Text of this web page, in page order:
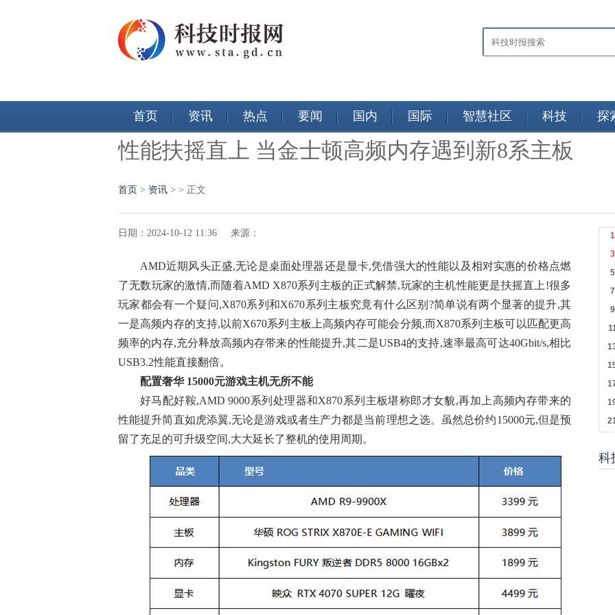
首页 资讯 热点 要闻 国内 国际 智慧社区 科技 探
性能扶摇直上 当金士顿高频内存遇到新8系主板
首页 > 资讯 > > 正文
日期：2024-10-12 11:36 来源：
AMD近期风头正盛,无论是桌面处理器还是显卡,凭借强大的性能以及相对实惠的价格点燃
了无数玩家的激情,而随着AMD X870系列主板的正式解禁,玩家的主机性能更是扶摇直上!很多
玩家都会有一个疑问,X870系列和X670系列主板究竟有什么区别?简单说有两个显著的提升,其
一是高频内存的支持,以前X670系列主板上高频内存可能会分频,而X870系列主板可以匹配更高
频率的内存,充分释放高频内存带来的性能提升,其二是USB4的支持,速率最高可达40Gbit/s,相比
USB3.2性能直接翻倍。
配置奢华 15000元游戏主机无所不能
好马配好鞍,AMD 9000系列处理器和X870系列主板堪称郎才女貌,再加上高频内存带来的
性能提升简直如虎添翼,无论是游戏或者生产力都是当前理想之选。虽然总价约15000元,但是预
留了充足的可升级空间,大大延长了整机的使用周期。
科